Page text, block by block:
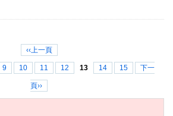
‹‹上一頁
9 10 11 12 13 14 15 下一
頁››